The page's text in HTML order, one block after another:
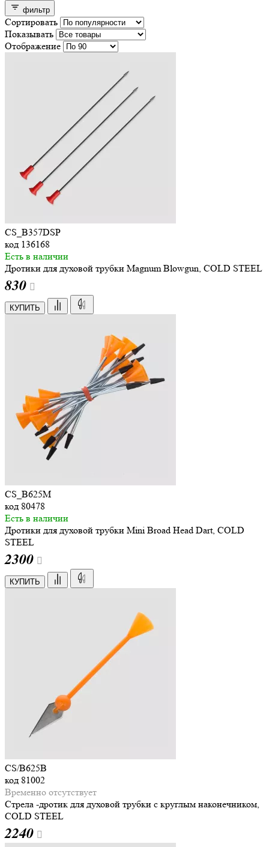
фильтр
Сортировать
Показывать
Отображение
CS_B357DSP
код 136168
Есть в наличии
Дротики для духовой трубки Magnum Blowgun, COLD STEEL
830
КУПИТЬ
CS_B625M
код 80478
Есть в наличии
Дротики для духовой трубки Mini Broad Head Dart, COLD
STEEL
2300
КУПИТЬ
CS/B625B
код 81002
Временно отсутствует
Стрела -дротик для духовой трубки с круглым наконечником,
COLD STEEL
2240